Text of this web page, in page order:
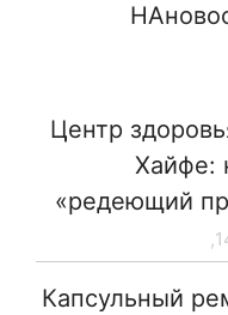
Центр
Хайфе:
«редеющий
Капсульный